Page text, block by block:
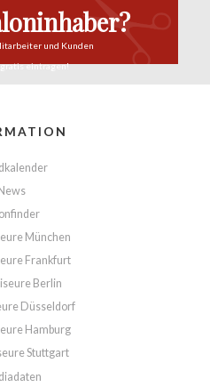
und Kunden
gratis eintragen!
News
München
Frankfurt
Berlin
Düsseldorf
Hamburg
Stuttgart